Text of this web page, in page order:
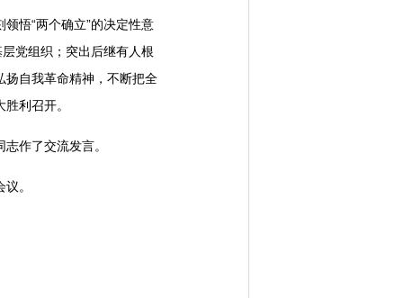
悟“两个确立”的决定性意
党组织；突出后继有人根
扬自我革命精神，不断把全
利召开。
作了交流发言。
。